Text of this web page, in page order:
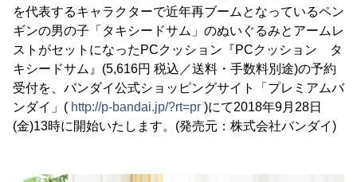
を代表するキャラクターで近年再ブームとなっているペン
ギンの男の子「タキシードサム」のぬいぐるみとアームレ
ストがセットになったPCクッション『PCクッション タ
キシードサム』(5,616円 税込／送料・手数料別途)の予約
受付を、バンダイ公式ショッピングサイト「プレミアムバ
ンダイ」( http://p-bandai.jp/?rt=pr )にて2018年9月28日
(金)13時に開始いたします。(発売元：株式会社バンダイ)